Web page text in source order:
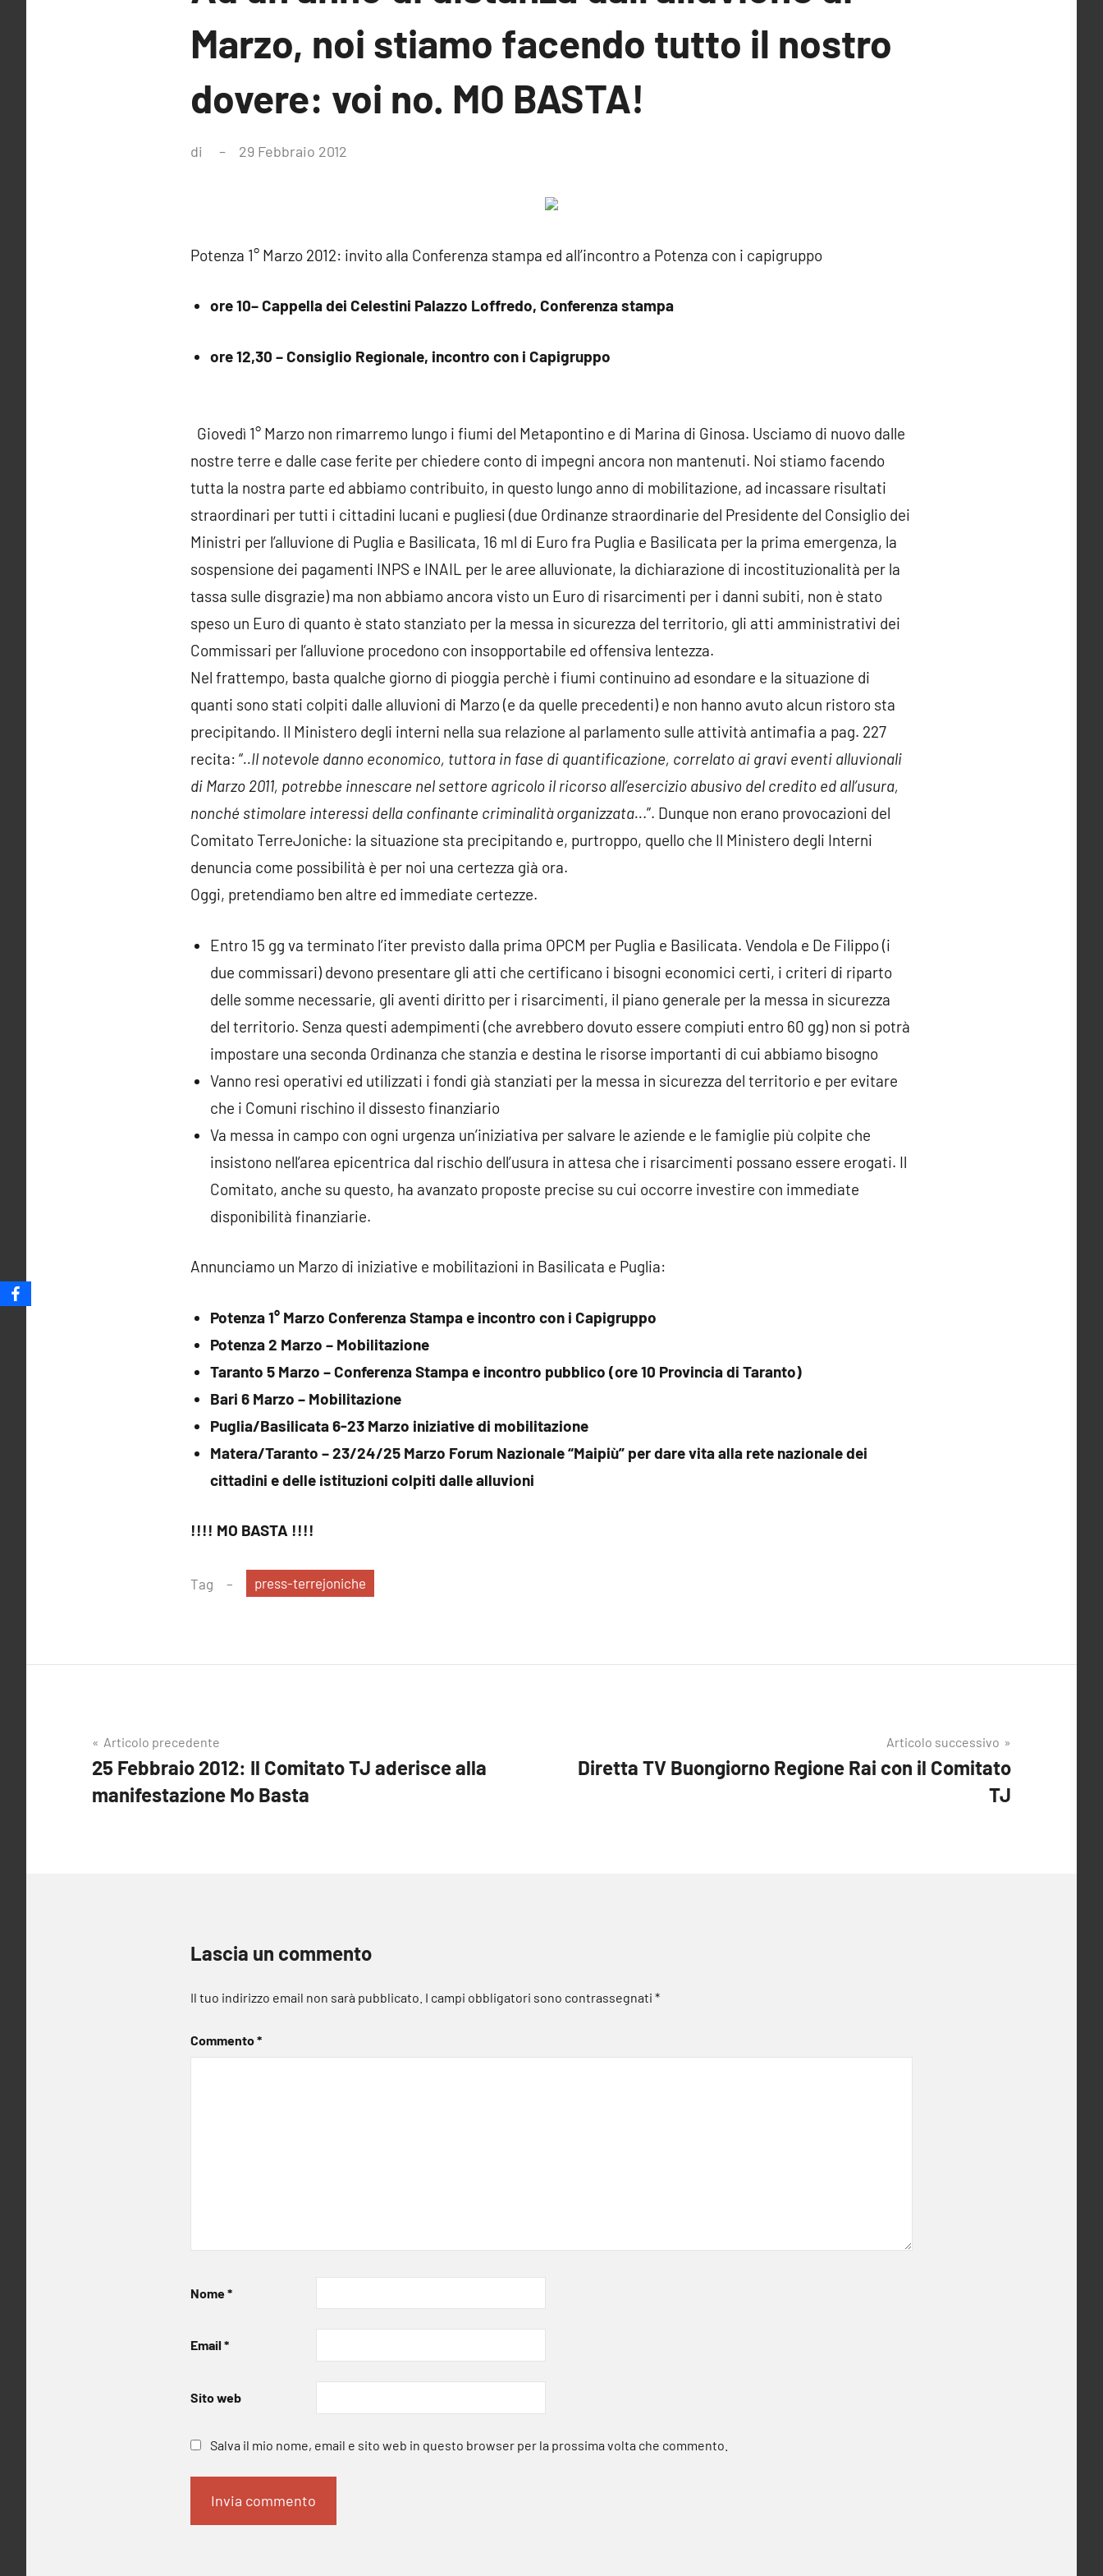
Marzo, noi stiamo facendo tutto il nostro
dovere: voi no. MO BASTA!
di 29 Febbraio 2012
Potenza 1° Marzo 2012: invito alla Conferenza stampa ed all’incontro a Potenza con i capigruppo
ore 10– Cappella dei Celestini Palazzo Loffredo, Conferenza stampa
ore 12,30 – Consiglio Regionale, incontro con i Capigruppo
Giovedì 1° Marzo non rimarremo lungo i fiumi del Metapontino e di Marina di Ginosa. Usciamo di nuovo dalle
nostre terre e dalle case ferite per chiedere conto di impegni ancora non mantenuti. Noi stiamo facendo
tutta la nostra parte ed abbiamo contribuito, in questo lungo anno di mobilitazione, ad incassare risultati
straordinari per tutti i cittadini lucani e pugliesi (due Ordinanze straordinarie del Presidente del Consiglio dei
Ministri per l’alluvione di Puglia e Basilicata, 16 ml di Euro fra Puglia e Basilicata per la prima emergenza, la
sospensione dei pagamenti INPS e INAIL per le aree alluvionate, la dichiarazione di incostituzionalità per la
tassa sulle disgrazie) ma non abbiamo ancora visto un Euro di risarcimenti per i danni subiti, non è stato
speso un Euro di quanto è stato stanziato per la messa in sicurezza del territorio, gli atti amministrativi dei
Commissari per l’alluvione procedono con insopportabile ed offensiva lentezza.
Nel frattempo, basta qualche giorno di pioggia perchè i fiumi continuino ad esondare e la situazione di
quanti sono stati colpiti dalle alluvioni di Marzo (e da quelle precedenti) e non hanno avuto alcun ristoro sta
precipitando. Il Ministero degli interni nella sua relazione al parlamento sulle attività antimafia a pag. 227
recita: “..Il notevole danno economico, tuttora in fase di quantificazione, correlato ai gravi eventi alluvionali
di Marzo 2011, potrebbe innescare nel settore agricolo il ricorso all’esercizio abusivo del credito ed all’usura,
nonché stimolare interessi della confinante criminalità organizzata...”. Dunque non erano provocazioni del
Comitato TerreJoniche: la situazione sta precipitando e, purtroppo, quello che Il Ministero degli Interni
denuncia come possibilità è per noi una certezza già ora.
Oggi, pretendiamo ben altre ed immediate certezze.
Entro 15 gg va terminato l’iter previsto dalla prima OPCM per Puglia e Basilicata. Vendola e De Filippo (i
due commissari) devono presentare gli atti che certificano i bisogni economici certi, i criteri di riparto
delle somme necessarie, gli aventi diritto per i risarcimenti, il piano generale per la messa in sicurezza
del territorio. Senza questi adempimenti (che avrebbero dovuto essere compiuti entro 60 gg) non si potrà
impostare una seconda Ordinanza che stanzia e destina le risorse importanti di cui abbiamo bisogno
Vanno resi operativi ed utilizzati i fondi già stanziati per la messa in sicurezza del territorio e per evitare
che i Comuni rischino il dissesto finanziario
Va messa in campo con ogni urgenza un’iniziativa per salvare le aziende e le famiglie più colpite che
insistono nell’area epicentrica dal rischio dell’usura in attesa che i risarcimenti possano essere erogati. Il
Comitato, anche su questo, ha avanzato proposte precise su cui occorre investire con immediate
disponibilità finanziarie.
Annunciamo un Marzo di iniziative e mobilitazioni in Basilicata e Puglia:
Potenza 1° Marzo Conferenza Stampa e incontro con i Capigruppo
Potenza 2 Marzo – Mobilitazione
Taranto 5 Marzo – Conferenza Stampa e incontro pubblico (ore 10 Provincia di Taranto)
Bari 6 Marzo – Mobilitazione
Puglia/Basilicata 6-23 Marzo iniziative di mobilitazione
Matera/Taranto – 23/24/25 Marzo Forum Nazionale “Maipiù” per dare vita alla rete nazionale dei
cittadini e delle istituzioni colpiti dalle alluvioni
!!!! MO BASTA !!!!
Tag press-terrejoniche
Navigazione
articoli
Articolo precedente
25 Febbraio 2012: Il Comitato TJ aderisce alla
manifestazione Mo Basta
Articolo successivo
Diretta TV Buongiorno Regione Rai con il Comitato
TJ
Lascia un commento
Il tuo indirizzo email non sarà pubblicato. I campi obbligatori sono contrassegnati *
Commento*
Nome*
Email *
Sito web
Salva il mio nome, email e sito web in questo browser per la prossima volta che commento.